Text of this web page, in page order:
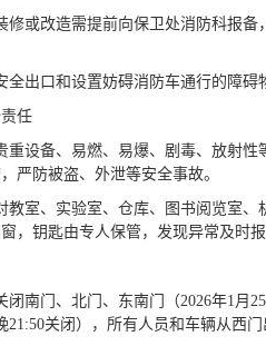
修或改造需提前向保卫处消防科报
全出口和设置妨碍消防车通行的障碍
任
重设备、易燃、易爆、剧毒、放射
严防被盗、外泄等安全事故。
教室、实验室、仓库、图书阅览室
，钥匙由专人保管，发现异常及时报
闭南门、北门、东南门（2026年1月
21:50关闭），所有人员和车辆从西门